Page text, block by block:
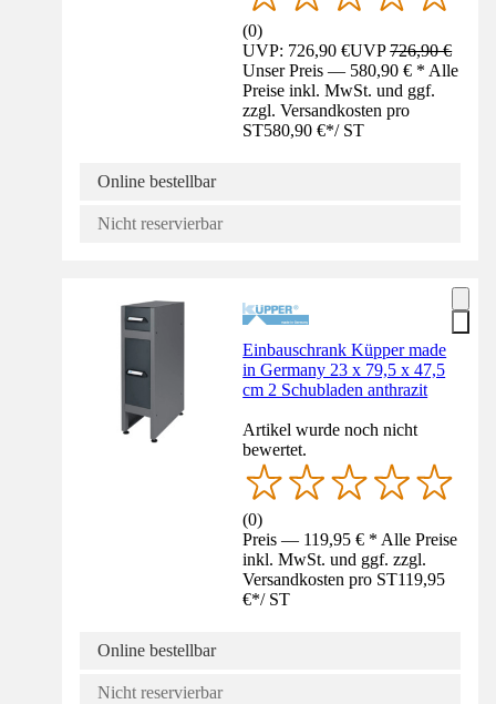
(0)
UVP: 726,90 €UVP726,90 €
Unser Preis — 580,90 € * Alle
Preise inkl. MwSt. und ggf.
zzgl. Versandkosten pro
ST580,90 €*/ ST
Online bestellbar
Nicht reservierbar
Einbauschrank Küpper made
in Germany 23 x 79,5 x 47,5
cm 2 Schubladen anthrazit
Artikel wurde noch nicht
bewertet.
(0)
Preis — 119,95 € * Alle Preise
inkl. MwSt. und ggf. zzgl.
Versandkosten pro ST119,95
€*/ ST
Online bestellbar
Nicht reservierbar